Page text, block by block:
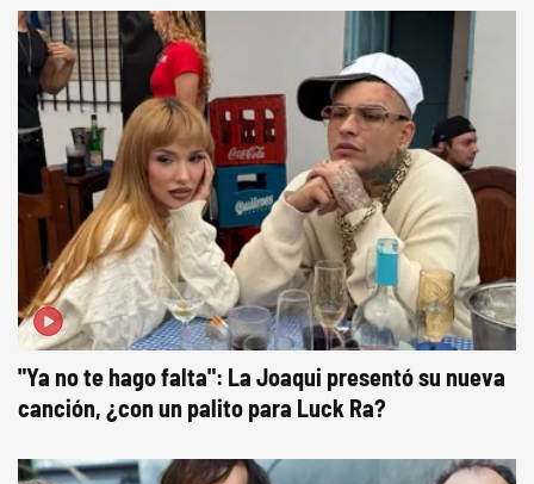
"Ya no te hago falta": La Joaqui presentó su nueva
canción, ¿con un palito para Luck Ra?